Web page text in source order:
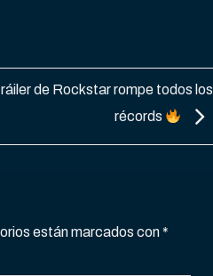
de Rockstar rompe todos los
récords
están marcados con*